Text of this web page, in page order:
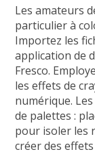
Les amateurs
particulier à
Importez les
application de
Fresco.
les effets de
numérique.
de palettes :
pour isoler les
créer des